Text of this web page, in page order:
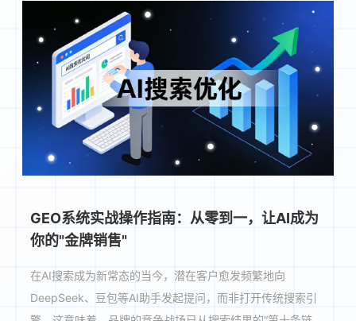
GEO系统实战操作指南：从零到一，让AI成为
你的"金牌销售"
在AI搜索成为新常态的当今，潜在客户愈发频繁地向
DeepSeek、豆包等AI助手发起提问，而非打开传统搜索引